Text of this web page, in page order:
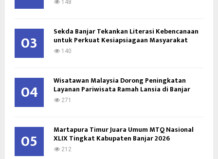
148
03 Sekda Banjar Tekankan Literasi Kebencanaan
untuk Perkuat Kesiapsiagaan Masyarakat
140
04 Wisatawan Malaysia Dorong Peningkatan
Layanan Pariwisata Ramah Lansia di Banjar
271
05 Martapura Timur Juara Umum MTQ Nasional
XLIX Tingkat Kabupaten Banjar 2026
212